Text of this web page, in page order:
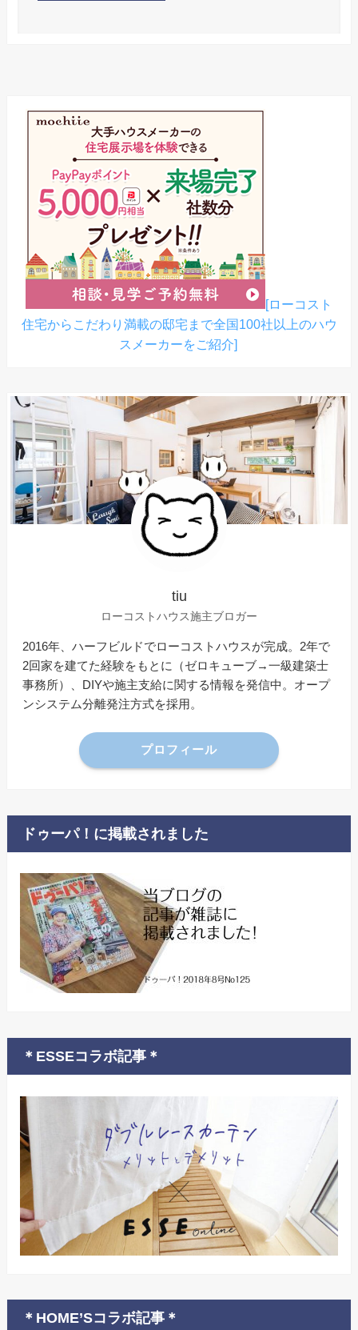
[ローコスト
住宅からこだわり満載の邸宅まで全国100社以上のハウ
スメーカーをご紹介]
tiu
ローコストハウス施主ブロガー
2016年、ハーフビルドでローコストハウスが完成。2年で
2回家を建てた経験をもとに（ゼロキューブ→一級建築士
事務所）、DIYや施主支給に関する情報を発信中。オープ
ンシステム分離発注方式を採用。
プロフィール
ドゥーパ！に掲載されました
＊ESSEコラボ記事＊
＊HOME’Sコラボ記事＊